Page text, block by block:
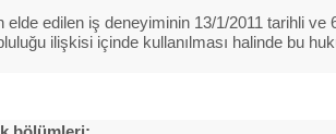
edilen iş deneyiminin 13/1/2011 tarihli ve
ilişkisi içinde kullanılması halinde bu